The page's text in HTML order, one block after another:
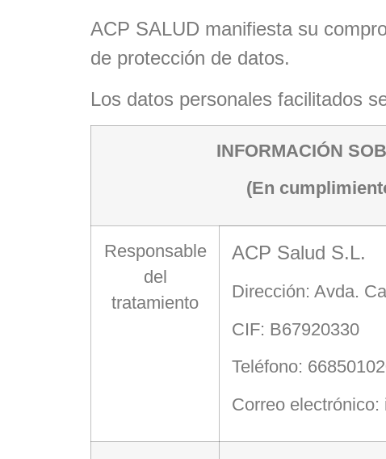
ACP SALUD manifiesta su
de protección de datos.
Los datos personales facilitados
INFORMACIÓN
(En
Responsable
del
tratamiento
ACP Salud S.L.
Dirección: Avda.
CIF: B67920330
Teléfono:
Correo